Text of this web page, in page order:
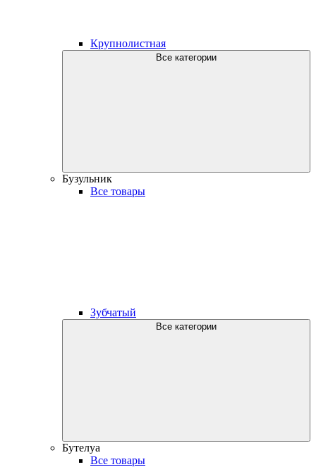
Крупнолистная
Все категории
Бузульник
Все товары
Зубчатый
Все категории
Бутелуа
Все товары